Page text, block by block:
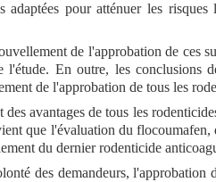
pour atténuer les risques
de l'approbation de ces
En outre, les conclusions
de l'approbation de tous les
avantages de tous les
que l'évaluation du
du dernier rodenticide
des demandeurs,